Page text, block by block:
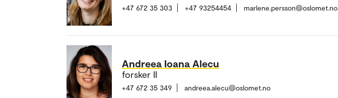
+47 672 35 303 +47 93254454 marlene.persson@oslomet.no
Andreea Ioana Alecu
forsker II
+47 672 35 349 andreea.alecu@oslomet.no